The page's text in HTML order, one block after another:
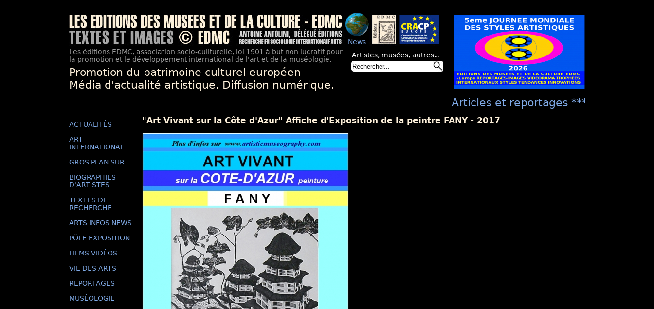
News
Les éditions EDMC, association socio-cullturelle, loi 1901 à but non lucratif pour
la promotion et le développement international de l'art et de la muséologie.
Promotion du patrimoine culturel européen
Média d'actualité artistique. Diffusion numérique.
Artistes, musées, autres...
Articles et reportages ****
culture EDMC ***** "La Présentation
ACTUALITÉS
ART
INTERNATIONAL
GROS PLAN SUR ...
BIOGRAPHIES
D'ARTISTES
TEXTES DE
RECHERCHE
ARTS INFOS NEWS
PÔLE EXPOSITION
FILMS VIDÉOS
VIE DES ARTS
REPORTAGES
MUSÉOLOGIE
"Art Vivant sur la Côte d'Azur" Affiche d'Exposition de la peintre FANY - 2017